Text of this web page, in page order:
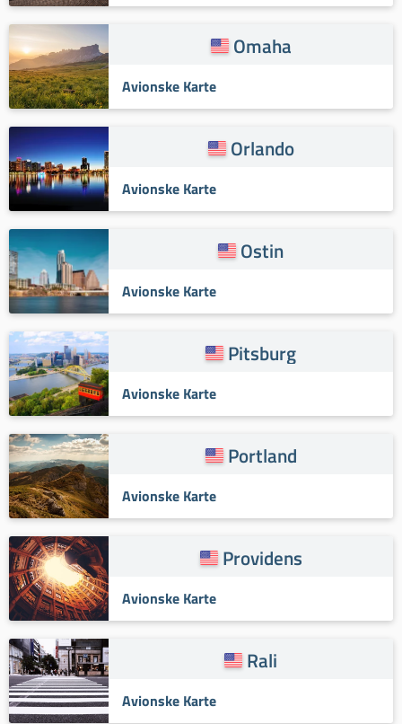
Omaha
Avionske Karte
Orlando
Avionske Karte
Ostin
Avionske Karte
Pitsburg
Avionske Karte
Portland
Avionske Karte
Providens
Avionske Karte
Rali
Avionske Karte